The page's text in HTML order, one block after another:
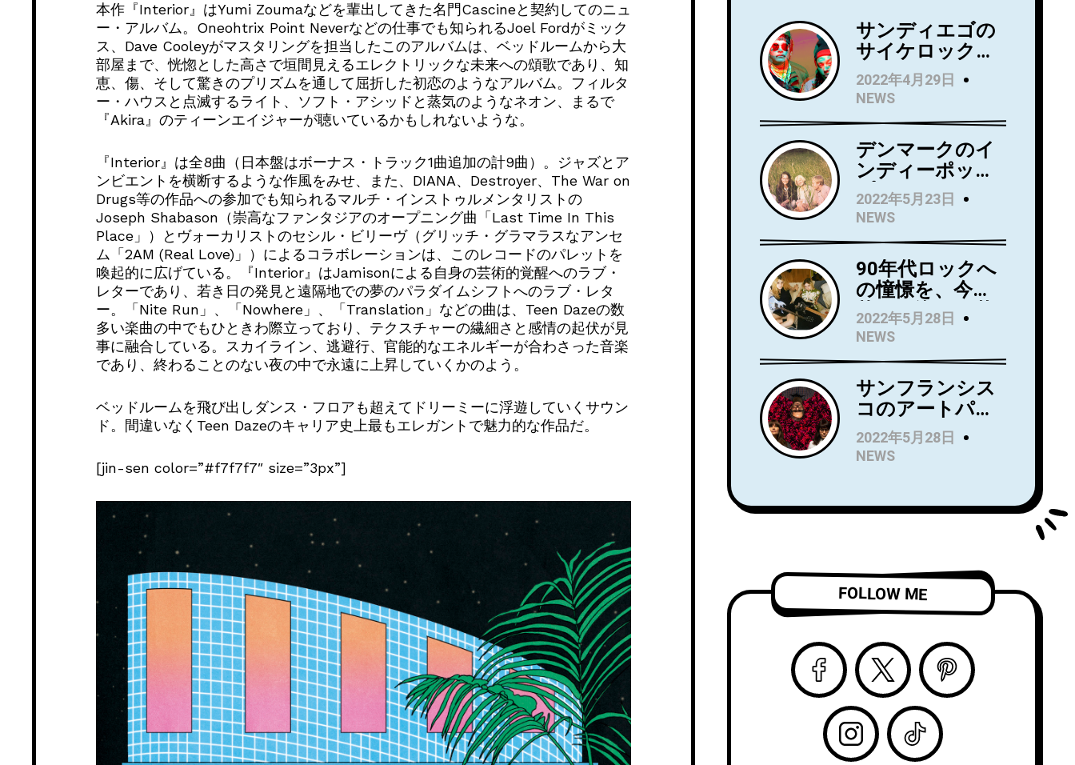
本作『Interior』はYumi Zoumaなどを輩出してきた名門Cascineと契約してのニュ
ー・アルバム。Oneohtrix Point Neverなどの仕事でも知られるJoel Fordがミック
ス、Dave Cooleyがマスタリングを担当したこのアルバムは、ベッドルームから大
部屋まで、恍惚とした高さで垣間見えるエレクトリックな未来への頌歌であり、知
恵、傷、そして驚きのプリズムを通して屈折した初恋のようなアルバム。フィルタ
ー・ハウスと点滅するライト、ソフト・アシッドと蒸気のようなネオン、まるで
『Akira』のティーンエイジャーが聴いているかもしれないような。
『Interior』は全8曲（日本盤はボーナス・トラック1曲追加の計9曲）。ジャズとア
ンビエントを横断するような作風をみせ、また、DIANA、Destroyer、The War on
Drugs等の作品への参加でも知られるマルチ・インストゥルメンタリストの
Joseph Shabason（崇高なファンタジアのオープニング曲「Last Time In This
Place」）とヴォーカリストのセシル・ビリーヴ（グリッチ・グラマラスなアンセ
ム「2AM (Real Love)」）によるコラボレーションは、このレコードのパレットを
喚起的に広げている。『Interior』はJamisonによる自身の芸術的覚醒へのラブ・
レターであり、若き日の発見と遠隔地での夢のパラダイムシフトへのラブ・レタ
ー。「Nite Run」、「Nowhere」、「Translation」などの曲は、Teen Dazeの数
多い楽曲の中でもひときわ際立っており、テクスチャーの繊細さと感情の起伏が見
事に融合している。スカイライン、逃避行、官能的なエネルギーが合わさった音楽
であり、終わることのない夜の中で永遠に上昇していくかのよう。
ベッドルームを飛び出しダンス・フロアも超えてドリーミーに浮遊していくサウン
ド。間違いなくTeen Dazeのキャリア史上最もエレガントで魅力的な作品だ。
[jin-sen color=”#f7f7f7″ size=”3px”]
サンディエゴの
サイケロック・
バンドWild Wild
Wets、ニュー・
アルバム『Love
Always』を5月
27日にリリー
ス！アルバムか
らニューシング
ル 「Holding」
のビデオを公
開！
2022年4月29日
NEWS
デンマークのイ
ンディーポッ
プ・バンド
Kindsightが5月
25日にデビュ
ー・アルバム
『Swedish
Punk』をリリー
ス！
2022年5月23日
NEWS
90年代ロックへ
の憧憬を、今に
落とし込んだ若
き俊英Mommaが
日本デビューア
ルバム
『Household
Name』を7月に
リリース！Wet
LegのUS公演で
クトを務め、8月
からはSnail Mail
を務める注目
株！
2022年5月28日
NEWS
サンフランシス
コのアートパン
クトリオRip
Roomが、
LP『Alight and
「Complication
」のビデオを公
開！
2022年5月28日
NEWS
FOLLOW ME